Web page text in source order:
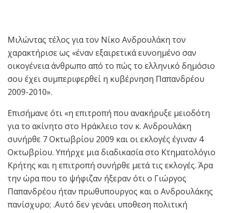
Μιλώντας τέλος για τον Νίκο Ανδρουλάκη τον
χαρακτήρισε ως «έναν εξαιρετικά ευνοημένο σαν
οικογένεια άνθρωπο από το πώς το ελληνικό δημόσιο
σου έχει συμπεριφερθεί η κυβέρνηση Παπανδρέου
2009-2010».
Επισήμανε ότι «η επιτροπή που ανακήρυξε μειοδότη
για το ακίνητο στο Ηράκλειο τον κ. Ανδρουλάκη
συνήρθε 7 Οκτωβρίου 2009 και οι εκλογές έγιναν 4
Οκτωβρίου. Υπήρχε μια διαδικασία στο Κτηματολόγιο
Κρήτης και η επιτροπή συνήρθε μετά τις εκλογές. Άρα
την ώρα που το ψήφιζαν ήξεραν ότι ο Γιώργος
Παπανδρέου ήταν πρωθυπουργος και ο Ανδρουλάκης
πανίσχυρο; .Αυτό δεν γενάει υποθεση πολιτική